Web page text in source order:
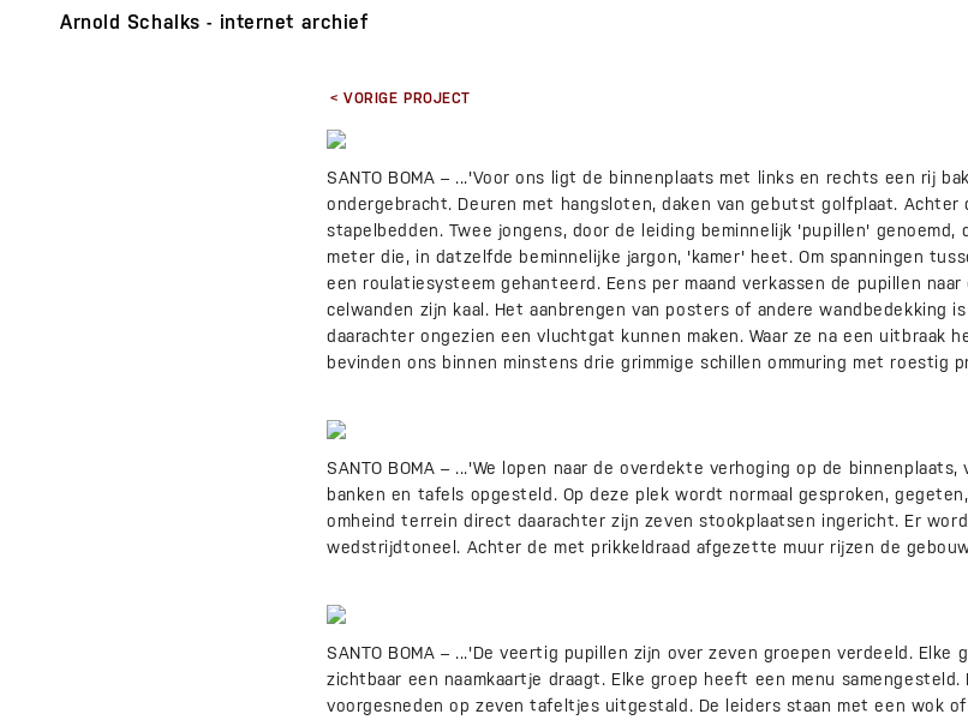
Arnold Schalks - internet archief
< VORIGE PROJECT
SANTO BOMA – ...'Voor ons ligt de binnenplaats met links en rechts een rij
ondergebracht. Deuren met hangsloten, daken van gebutst golfplaat. Achter
stapelbedden. Twee jongens, door de leiding beminnelijk 'pupillen' genoemd,
meter die, in datzelfde beminnelijke jargon, 'kamer' heet. Om spanningen
een roulatiesysteem gehanteerd. Eens per maand verkassen de pupillen
celwanden zijn kaal. Het aanbrengen van posters of andere wandbedekking
daarachter ongezien een vluchtgat kunnen maken. Waar ze na een uitbraak
bevinden ons binnen minstens drie grimmige schillen ommuring met roestig
SANTO BOMA – ...'We lopen naar de overdekte verhoging op de
banken en tafels opgesteld. Op deze plek wordt normaal gesproken,
omheind terrein direct daarachter zijn zeven stookplaatsen ingericht. Er
wedstrijdtoneel. Achter de met prikkeldraad afgezette muur rijzen de
SANTO BOMA – ...'De veertig pupillen zijn over zeven groepen verdeeld.
zichtbaar een naamkaartje draagt. Elke groep heeft een menu
voorgesneden op zeven tafeltjes uitgestald. De leiders staan met een wok